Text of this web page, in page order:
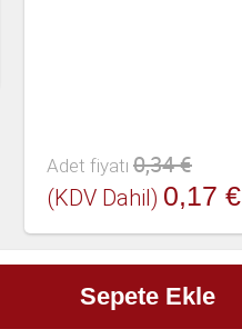
Adet fiyatı 0,34 €
(KDV Dahil) 0,17 €
Sepete Ekle